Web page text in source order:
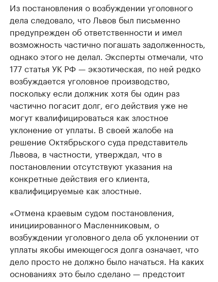
Из постановления о возбуждении уголовного
дела следовало, что Львов был письменно
предупрежден об ответственности и имел
возможность частично погашать задолженность,
однако этого не делал. Эксперты отмечали, что
177 статья УК РФ — экзотическая, по ней редко
возбуждается уголовное производство,
поскольку если должник хотя бы один раз
частично погасит долг, его действия уже не
могут квалифицироваться как злостное
уклонение от уплаты. В своей жалобе на
решение Октябрьского суда представитель
Львова, в частности, утверждал, что в
постановлении отсутствуют указания на
конкретные действия его клиента,
квалифицируемые как злостные.
«Отмена краевым судом постановления,
инициированного Масленниковым, о
возбуждении уголовного дела об уклонении от
уплаты якобы имеющегося долга означает, что
дело просто не должно было начаться. На каких
основаниях это было сделано — предстоит